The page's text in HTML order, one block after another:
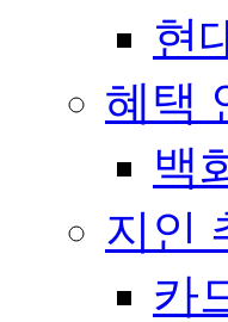
현
혜택
백
지인
카